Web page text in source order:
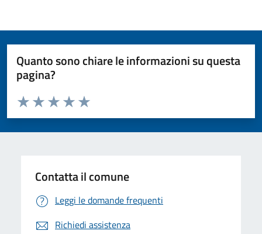
Quanto sono chiare le informazioni su questa
pagina?
Valuta da 1 a 5 stelle la pagina
Valuta 5 stelle su 5
Valuta 4 stelle su 5
Valuta 3 stelle su 5
Valuta 2 stelle su 5
Valuta 1 stelle su 5
Contatta il comune
Leggi le domande frequenti
Richiedi assistenza